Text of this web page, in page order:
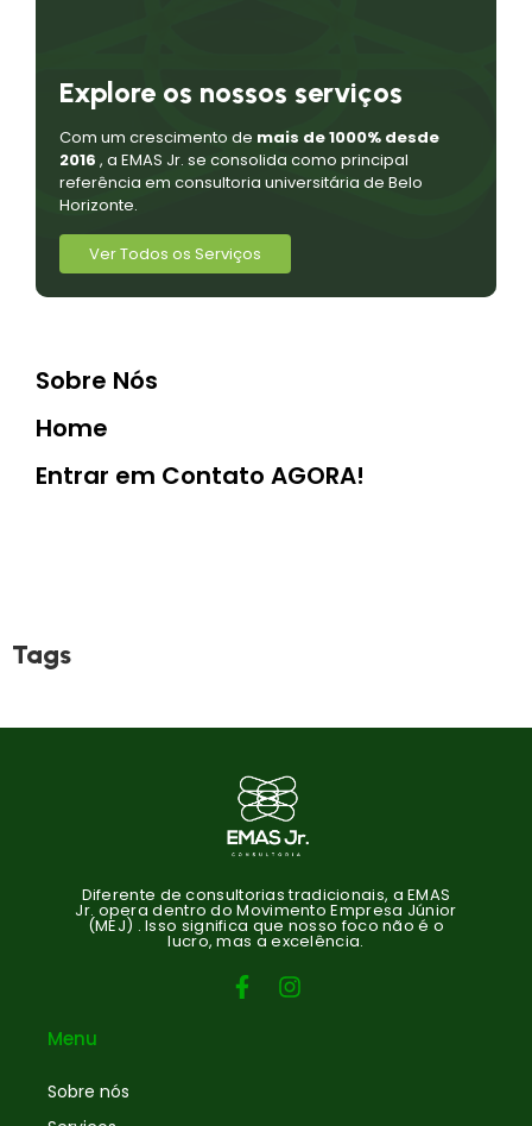
Explore os nossos serviços
Com um crescimento de mais de 1000% desde
2016 , a EMAS Jr. se consolida como principal
referência em consultoria universitária de Belo
Horizonte.
Ver Todos os Serviços
Sobre Nós
Home
Entrar em Contato AGORA!
Tags
Diferente de consultorias tradicionais, a EMAS
Jr. opera dentro do Movimento Empresa Júnior
(MEJ) . Isso significa que nosso foco não é o
lucro, mas a excelência.
Menu
Sobre nós